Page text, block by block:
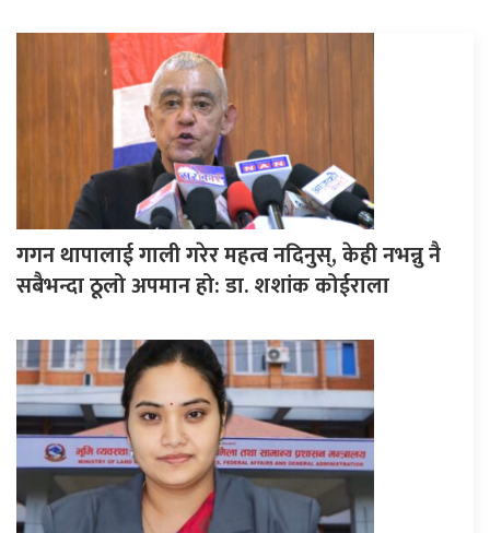
गगन थापालाई गाली गरेर महत्व नदिनुस्, केही नभन्नु नै
सबैभन्दा ठूलो अपमान हो: डा. शशांक कोईराला